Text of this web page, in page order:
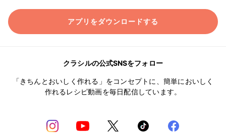
アプリをダウンロードする
クラシルの公式SNSをフォロー
「きちんとおいしく作れる」をコンセプトに、簡単においしく
作れるレシピ動画を毎日配信しています。